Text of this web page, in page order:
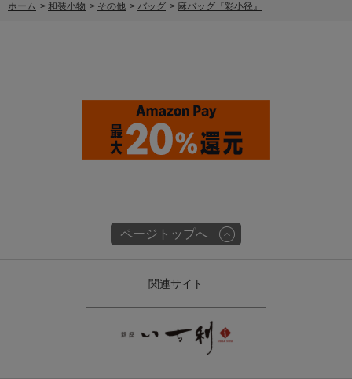
ホーム > 和装小物 > その他 > バッグ > 麻バッグ『彩小径』
ページトップへ
関連サイト